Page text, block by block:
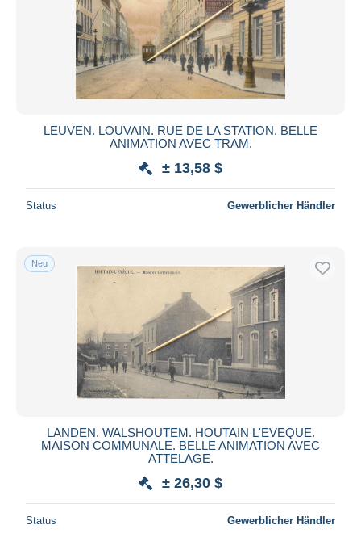
LEUVEN. LOUVAIN. RUE DE LA STATION. BELLE
ANIMATION AVEC TRAM.
± 13,58 $
Status Gewerblicher Händler
Neu
LANDEN. WALSHOUTEM. HOUTAIN L'EVEQUE.
MAISON COMMUNALE. BELLE ANIMATION AVEC
ATTELAGE.
± 26,30 $
Status Gewerblicher Händler